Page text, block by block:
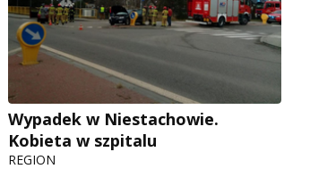
Wypadek w Niestachowie.
Kobieta w szpitalu
REGION